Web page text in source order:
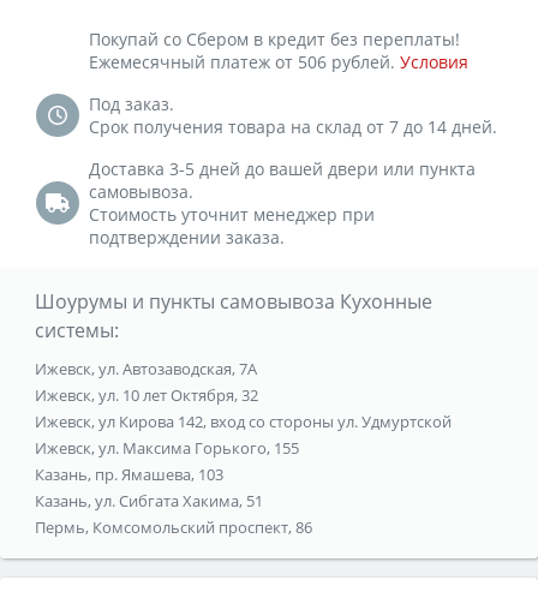
Покупай со Сбером в кредит без переплаты!
Ежемесячный платеж от 506 рублей. Условия
Под заказ.
Срок получения товара на склад от 7 до 14 дней.
Доставка 3-5 дней до вашей двери или пункта
самовывоза.
Стоимость уточнит менеджер при
подтверждении заказа.
Шоурумы и пункты самовывоза Кухонные
системы:
Ижевск, ул. Автозаводская, 7А
Ижевск, ул. 10 лет Октября, 32
Ижевск, ул Кирова 142, вход со стороны ул. Удмуртской
Ижевск, ул. Максима Горького, 155
Казань, пр. Ямашева, 103
Казань, ул. Сибгата Хакима, 51
Пермь, Комсомольский проспект, 86